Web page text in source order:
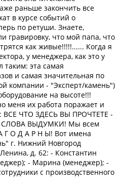
раньше закончить все
в курсе событий о
по ретуши. Знаете,
гравировку, что мой папа, что
как живые!!!!!...... Когда я
у менеджера, как это у
таким: эта самая
и самая значительная по
компании - "Эксперт/камень")
на высоте!!!
меня их работа поражает и
ВСЕ ЧТО ЗДЕСЬ ВЫ ПРОЧТЕТЕ -
ВЫДУМКИ! Мы всем
Г О Д А Р Н Ы! Вот имена
г. Нижний Новгород
д. 62: - Константин
- Марина (менеджер); -
с производственного